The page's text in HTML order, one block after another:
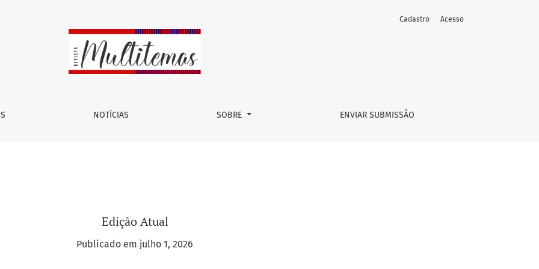
NOTÍCIAS SOBRE ENVIAR SUBMISSÃO
Cadastro Acesso
Edição Atual
Publicado em julho 1, 2026